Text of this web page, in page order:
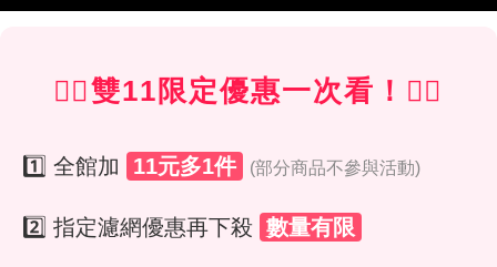
❤️‍🔥雙11限定優惠一次看！❤️‍🔥
1️⃣ 全館加 11元多1件 (部分商品不參與活動)
2️⃣ 指定濾網優惠再下殺 數量有限